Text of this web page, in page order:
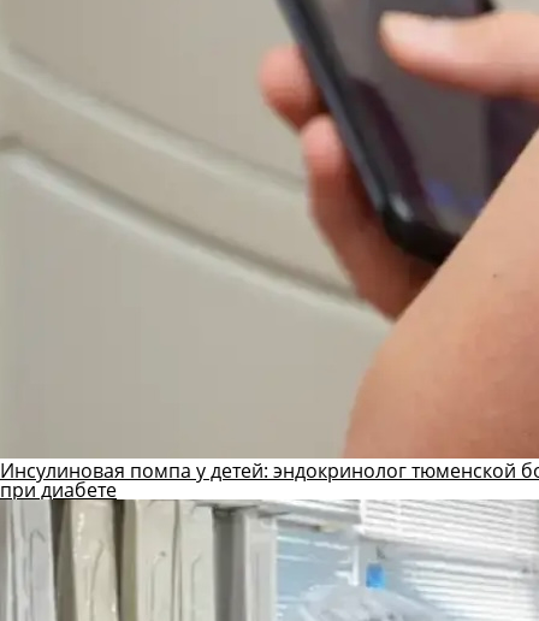
Инсулиновая помпа у детей: эндокринолог тюменской
при диабете